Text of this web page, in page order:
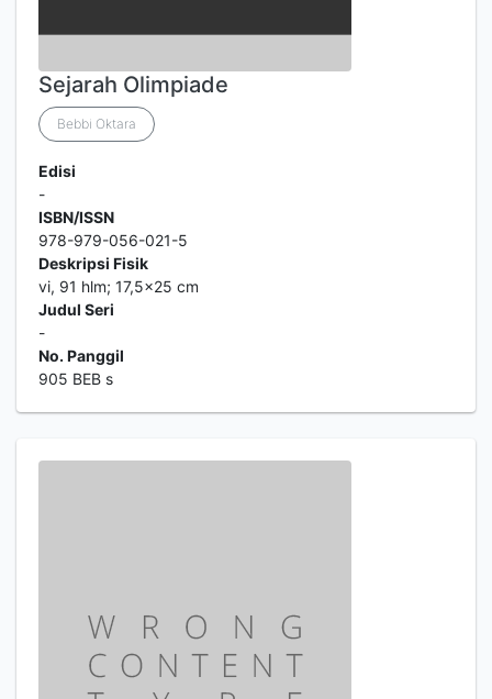
Sejarah Olimpiade
Bebbi Oktara
Edisi
-
ISBN/ISSN
978-979-056-021-5
Deskripsi Fisik
vi, 91 hlm; 17,5x25 cm
Judul Seri
-
No. Panggil
905 BEB s